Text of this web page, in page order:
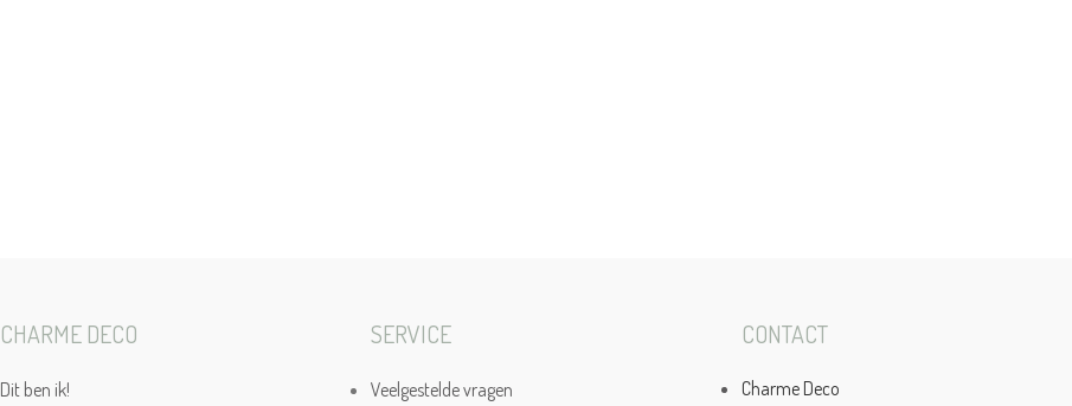
CHARME DECO
Dit ben ik!
SERVICE
Veelgestelde vragen
CONTACT
Charme Deco